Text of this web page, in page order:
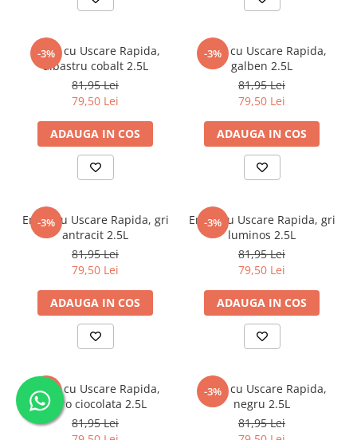
-3%
Email cu Uscare Rapida,
albastru cobalt 2.5L
81,95 Lei
79,50 Lei
ADAUGA IN COS
-3%
Email cu Uscare Rapida,
galben 2.5L
81,95 Lei
79,50 Lei
ADAUGA IN COS
-3%
Email cu Uscare Rapida, gri
antracit 2.5L
81,95 Lei
79,50 Lei
ADAUGA IN COS
-3%
Email cu Uscare Rapida, gri
luminos 2.5L
81,95 Lei
79,50 Lei
ADAUGA IN COS
-3%
Email cu Uscare Rapida,
maro ciocolata 2.5L
81,95 Lei
-3%
Email cu Uscare Rapida,
negru 2.5L
81,95 Lei